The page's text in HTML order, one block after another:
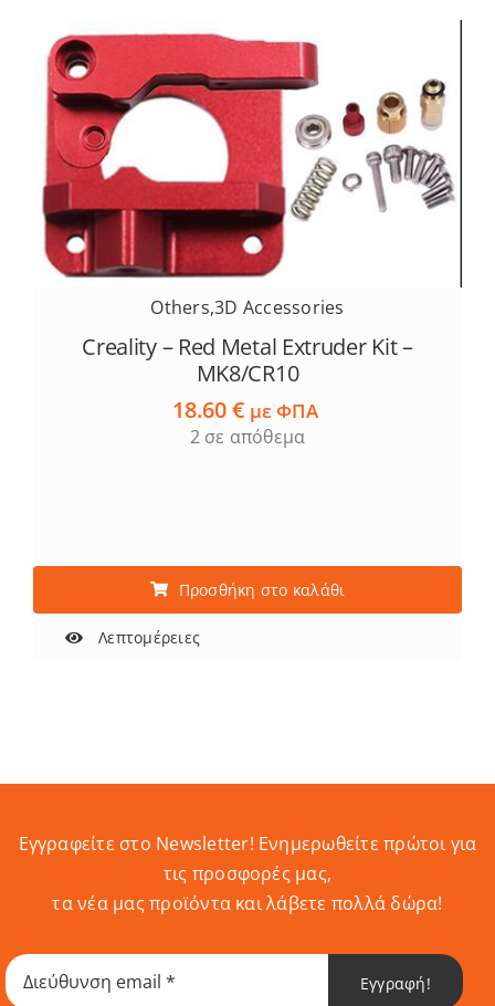
Others,3D Accessories
Creality – Red Metal Extruder Kit –
MK8/CR10
18.60€ με ΦΠΑ
2 σε απόθεμα
Προσθήκη στο καλάθι
Λεπτομέρειες
Εγγραφείτε στο Newsletter! Eνημερωθείτε πρώτοι για
τις προσφορές μας,
τα νέα μας προϊόντα και λάβετε πολλά δώρα!
Εγγραφή!